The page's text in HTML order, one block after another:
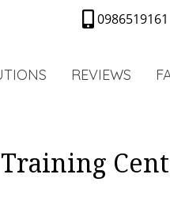
0986519161
REVIEWS